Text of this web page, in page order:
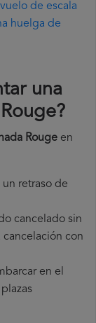
de escala
huelga de
una
?
Rouge en
retraso de
cancelado sin
con
en el